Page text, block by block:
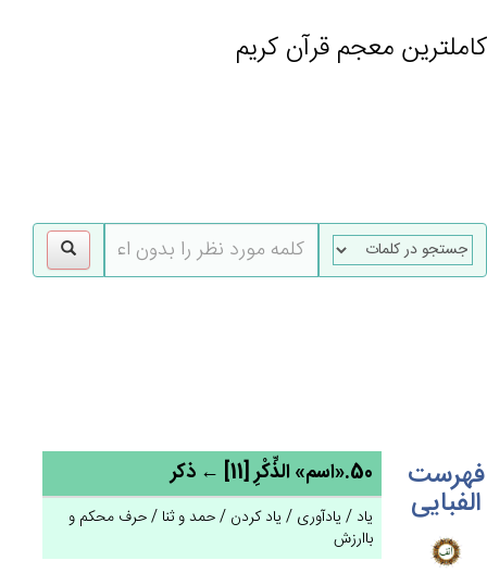
کاملترین معجم قرآن کریم
فهرست
الفبایی
50.«اسم» الذِّكْرِ [11] ← ذکر
یاد / یادآوری / یاد کردن / حمد و ثنا / حرف محکم و
باارزش